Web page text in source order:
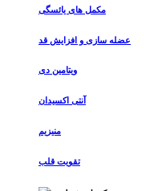
مکمل های یائسگی
عضله سازی و افزایش قد
ویتامین دی
آنتی اکسیدان
منیزیم
تقویت قلب